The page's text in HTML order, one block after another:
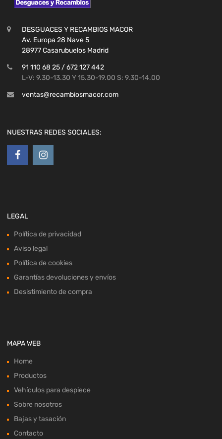
DESGUACES Y RECAMBIOS MACOR
Av. Europa 28 Nave 5
28977 Casarubuelos Madrid
91 110 68 25 / 672 127 442
L-V: 9.30-13.30 Y 15.30-19.00 S: 9.30-14.00
ventas@recambiosmacor.com
NUESTRAS REDES SOCIALES:
LEGAL
Política de privacidad
Aviso legal
Política de cookies
Garantías devoluciones y envíos
Desistimiento de compra
MAPA WEB
Home
Productos
Vehículos para despiece
Sobre nosotros
Bajas y tasación
Contacto